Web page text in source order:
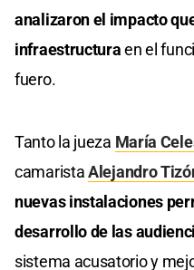
analizaron el impacto
infraestructuraen el
fuero.
Tanto la jueza María
camaristaAlejandro
nuevas instalaciones
desarrollo de las
sistema acusatorio y